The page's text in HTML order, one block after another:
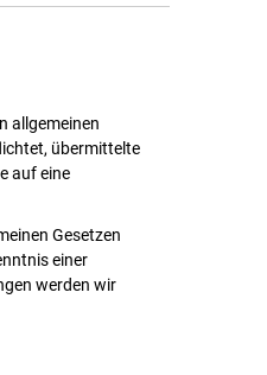
allgemeinen
übermittelte
auf eine
Gesetzen
einer
werden wir